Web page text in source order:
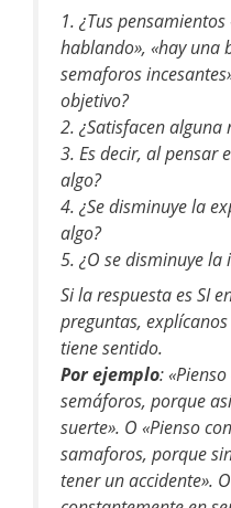
1. ¿Tus
hablando», «hay una
semaforos
objetivo?
2. ¿Satisfacen alguna
3. Es decir, al pensar
algo?
4. ¿Se disminuye la
algo?
5. ¿O se disminuye
Si la respuesta es SI
preguntas,
tiene sentido.
Por ejemplo:
semáforos, porque
suerte». O «Pienso
samaforos, porque
tener un accidente».